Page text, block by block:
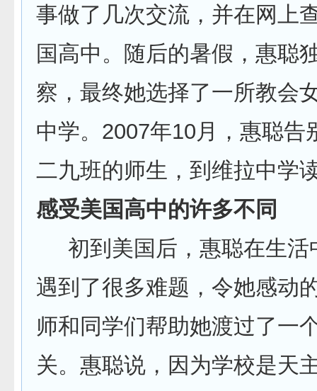
事做了几次交流，并在网上
国高中。随后的暑假，惠聪
察，最终她选择了一所教会
中学。2007年10月，惠聪告
二九班的师生，到维拉中学
感受美国高中的许多不同
初到美国后，惠聪在生活
遇到了很多难题，令她感动
师和同学们帮助她渡过了一
关。惠聪说，因为学校是天